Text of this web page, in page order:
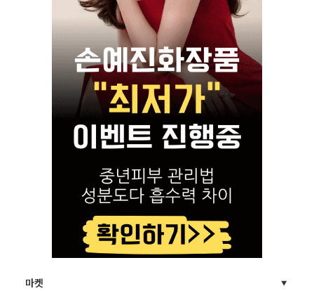
마켓